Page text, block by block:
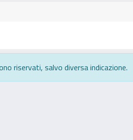
riservati, salvo diversa indicazione.